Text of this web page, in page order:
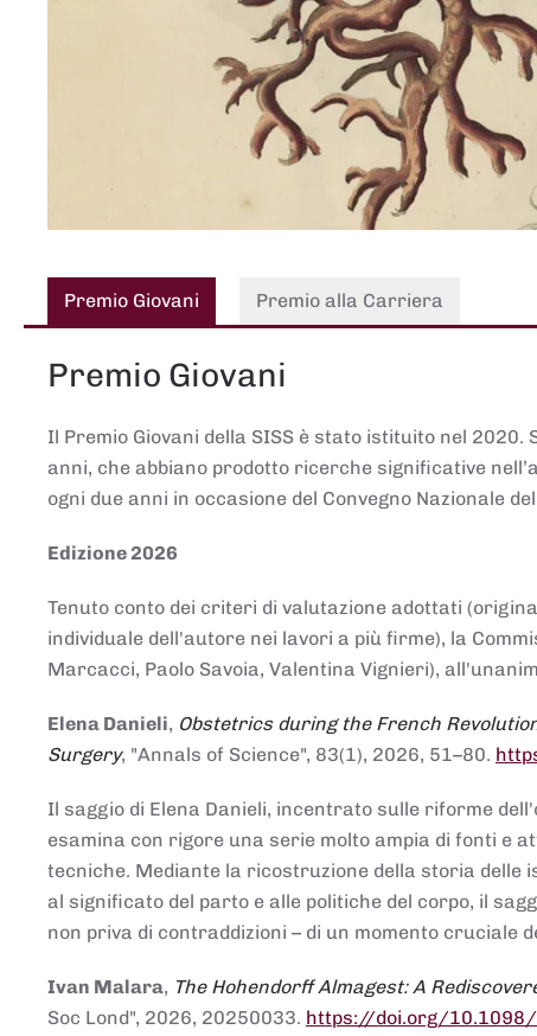
Premio Giovani Premio alla Carriera
Premio Giovani
Il Premio Giovani della SISS è stato istituito nel
anni, che abbiano prodotto ricerche significative
ogni due anni in occasione del Convegno Nazionale
Edizione 2026
Tenuto conto dei criteri di valutazione adottati
individuale dell'autore nei lavori a più firme), la
Marcacci, Paolo Savoia, Valentina Vignieri),
Elena Danieli, Obstetrics during the French
Surgery, "Annals of Science", 83(1), 2026, 51–80.
Il saggio di Elena Danieli, incentrato sulle riforme
esamina con rigore una serie molto ampia di fonti e
tecniche. Mediante la ricostruzione della storia
al significato del parto e alle politiche del corpo, il
non priva di contraddizioni – di un momento cruciale
Ivan Malara, The Hohendorff Almagest: A
Soc Lond", 2026, 20250033. https://doi.org/